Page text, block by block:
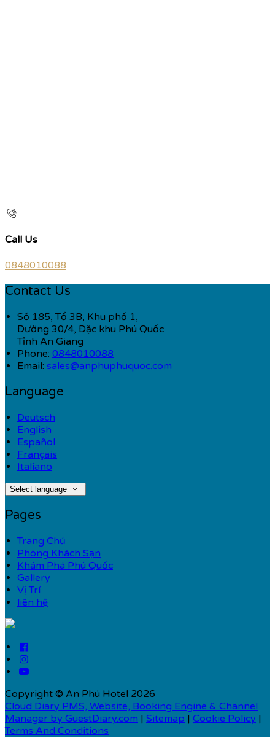
Call Us
0848010088
Contact Us
Số 185, Tổ 3B, Khu phố 1,
Đường 30/4, Đặc khu Phú Quốc
Tỉnh An Giang
Phone: 0848010088
Email: sales@anphuphuquoc.com
Language
Deutsch
English
Español
Français
Italiano
Select language
Pages
Trang Chủ
Phòng Khách Sạn
Khám Phá Phú Quốc
Gallery
Vị Trí
liên hệ
Copyright © An Phú Hotel 2026
Cloud Diary PMS, Website, Booking Engine & Channel
Manager by GuestDiary.com | Sitemap | Cookie Policy |
Terms And Conditions